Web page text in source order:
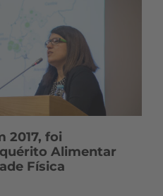
2017, foi
Alimentar
Física